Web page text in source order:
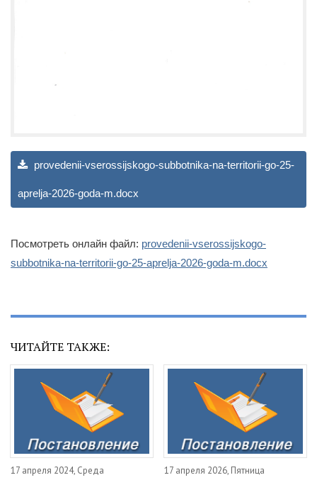
provedenii-vserossijskogo-subbotnika-na-territorii-go-25-
aprelja-2026-goda-m.docx
Посмотреть онлайн файл: provedenii-vserossijskogo-
subbotnika-na-territorii-go-25-aprelja-2026-goda-m.docx
ЧИТАЙТЕ ТАКЖЕ:
17 апреля 2024, Среда 17 апреля 2026, Пятница